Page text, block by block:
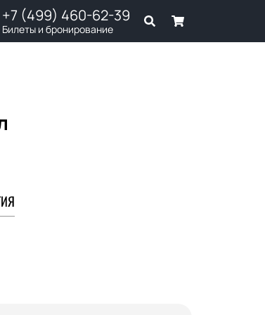
+7 (499) 460-62-39
Билеты и бронирование